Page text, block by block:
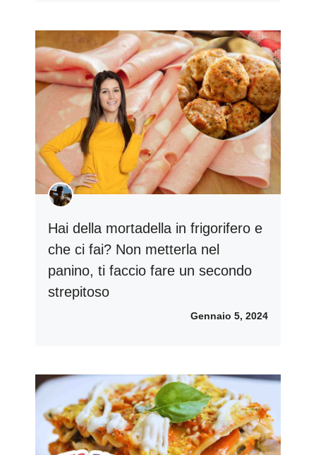
Hai della mortadella in frigorifero e
che ci fai? Non metterla nel
panino, ti faccio fare un secondo
strepitoso
Gennaio 5, 2024